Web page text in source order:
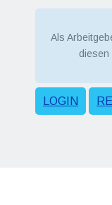
Als
diesen
LOGIN